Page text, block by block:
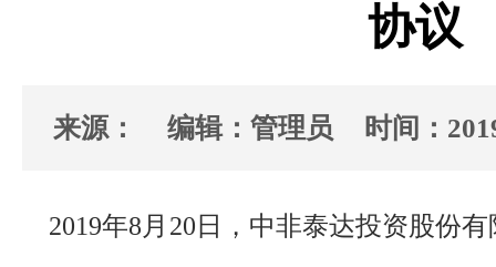
协议
来源： 编辑：管理员 时间：
2019年8月20日，中非泰达投资股份